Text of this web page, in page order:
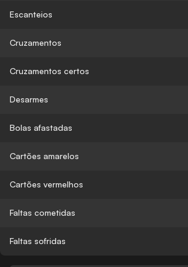
Escanteios
Cruzamentos
Cruzamentos certos
Desarmes
Bolas afastadas
Cartões amarelos
Cartões vermelhos
Faltas cometidas
Faltas sofridas